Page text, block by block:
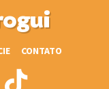
CONTATO